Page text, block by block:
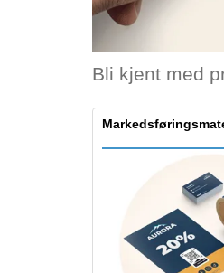
Bli kjent med